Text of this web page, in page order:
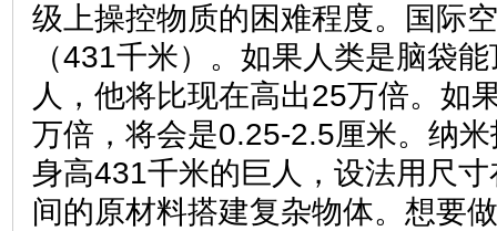
级上操控物质的困难程度。国际
（431千米）。如果人类是脑袋
人，他将比现在高出25万倍。如
万倍，将会是0.25-2.5厘米。纳
身高431千米的巨人，设法用尺
间的原材料搭建复杂物体。想